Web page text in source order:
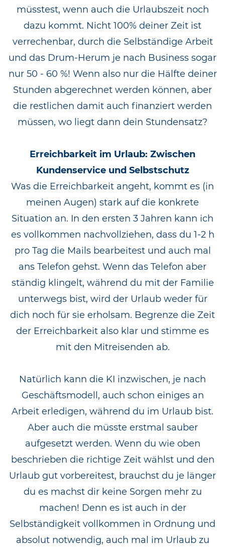
müsstest, wenn auch die Urlaubszeit noch
dazu kommt. Nicht 100% deiner Zeit ist
verrechenbar, durch die Selbständige Arbeit
und das Drum-Herum je nach Business sogar
nur 50 - 60 %! Wenn also nur die Hälfte deiner
Stunden abgerechnet werden können, aber
die restlichen damit auch finanziert werden
müssen, wo liegt dann dein Stundensatz?
Erreichbarkeit im Urlaub: Zwischen
Kundenservice und Selbstschutz
Was die Erreichbarkeit angeht, kommt es (in
meinen Augen) stark auf die konkrete
Situation an. In den ersten 3 Jahren kann ich
es vollkommen nachvollziehen, dass du 1-2 h
pro Tag die Mails bearbeitest und auch mal
ans Telefon gehst. Wenn das Telefon aber
ständig klingelt, während du mit der Familie
unterwegs bist, wird der Urlaub weder für
dich noch für sie erholsam. Begrenze die Zeit
der Erreichbarkeit also klar und stimme es
mit den Mitreisenden ab.
Natürlich kann die KI inzwischen, je nach
Geschäftsmodell, auch schon einiges an
Arbeit erledigen, während du im Urlaub bist.
Aber auch die müsste erstmal sauber
aufgesetzt werden. Wenn du wie oben
beschrieben die richtige Zeit wählst und den
Urlaub gut vorbereitest, brauchst du je länger
du es machst dir keine Sorgen mehr zu
machen! Denn es ist auch in der
Selbständigkeit vollkommen in Ordnung und
absolut notwendig, auch mal im Urlaub zu